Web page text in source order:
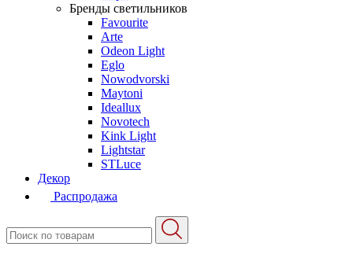
Бренды светильников
Favourite
Arte
Odeon Light
Eglo
Nowodvorski
Maytoni
Ideallux
Novotech
Kink Light
Lightstar
STLuce
Декор
Распродажа